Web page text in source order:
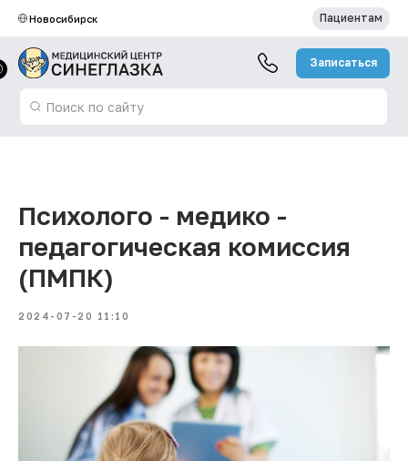
Запись к врачу Специалисты
Записаться
Поиск по сайту
Пациентам
Новосибирск
Психолого - медико -
педагогическая комиссия
(ПМПК)
2024-07-20 11:10